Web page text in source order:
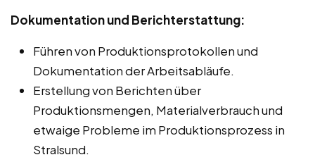
Dokumentation und Berichterstattung:
Führen von Produktionsprotokollen und
Dokumentation der Arbeitsabläufe.
Erstellung von Berichten über
Produktionsmengen, Materialverbrauch und
etwaige Probleme im Produktionsprozess in
Stralsund.